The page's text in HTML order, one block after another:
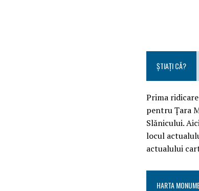
ȘTIAȚI CĂ?
Prima
pentru Țara
Slănicului.
locul
actualului
HARTA